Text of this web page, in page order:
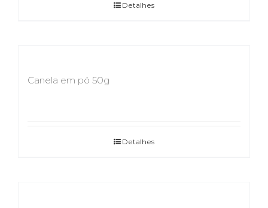
Detalhes
Canela em pó 50g
Detalhes